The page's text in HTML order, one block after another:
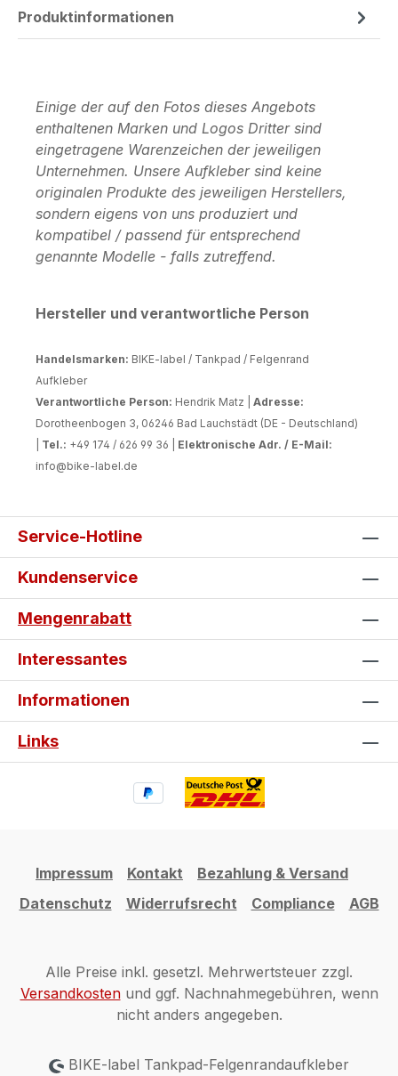
Produktinformationen
Einige der auf den Fotos dieses Angebots
enthaltenen Marken und Logos Dritter sind
eingetragene Warenzeichen der jeweiligen
Unternehmen. Unsere Aufkleber sind keine
originalen Produkte des jeweiligen Herstellers,
sondern eigens von uns produziert und
kompatibel / passend für entsprechend
genannte Modelle - falls zutreffend.
Hersteller und verantwortliche Person
Handelsmarken: BIKE-label / Tankpad / Felgenrand
Aufkleber
Verantwortliche Person: Hendrik Matz | Adresse:
Dorotheenbogen 3, 06246 Bad Lauchstädt (DE - Deutschland)
Tel.: +49 174 / 626 99 36 | Elektronische Adr. / E-Mail:
info@bike-label.de
Service-Hotline
Kundenservice
Mengenrabatt
Interessantes
Informationen
Links
Impressum Kontakt
Bezahlung & Versand
Datenschutz
Widerrufsrecht Compliance AGB
Alle Preise inkl. gesetzl. Mehrwertsteuer zzgl.
Versandkostenund ggf. Nachnahmegebühren, wenn
nicht anders angegeben.
BIKE-label Tankpad-Felgenrandaufkleber